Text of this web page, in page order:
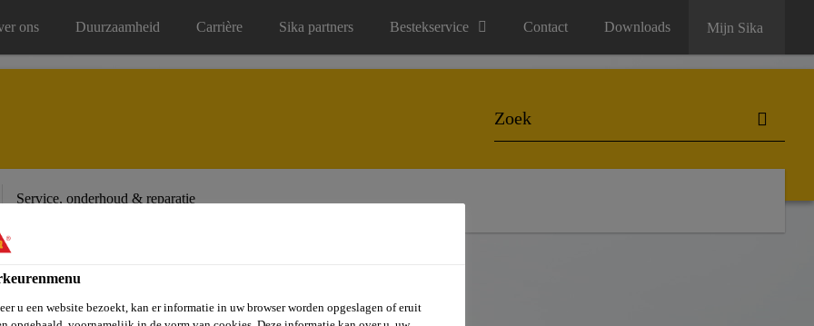
ons Duurzaamheid Carrière Sika partners Bestekservice Contact Downloads Mijn Sika
Service, onderhoud & reparatie
u een website bezoekt, kan er informatie in uw browser worden opgeslagen of eruit